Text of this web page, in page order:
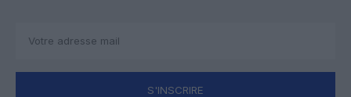
S'INSCRIRE